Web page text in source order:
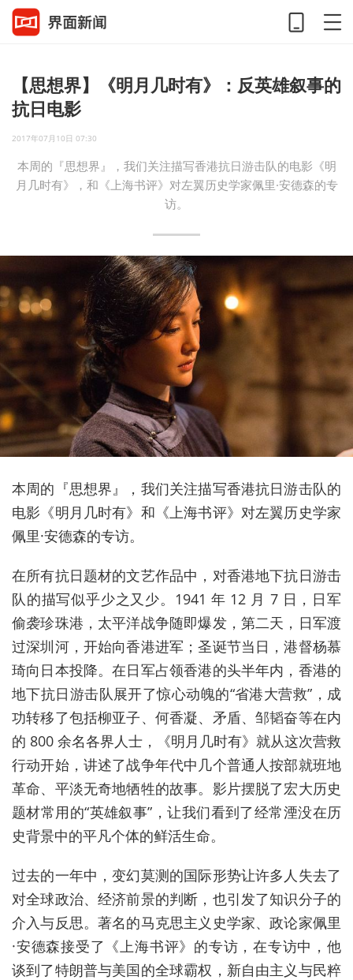
【思想界】《明月几时有》：反英雄叙事的
抗日电影
2017年07月10日 07:30
本周的『思想界』，我们关注描写香港抗日游击队的电影《明
月几时有》，和《上海书评》对左翼历史学家佩里·安德森的专
访。
本周的『思想界』，我们关注描写香港抗日游击队的
电影《明月几时有》和《上海书评》对左翼历史学家
佩里·安德森的专访。
在所有抗日题材的文艺作品中，对香港地下抗日游击
队的描写似乎少之又少。1941 年 12 月 7 日，日军
偷袭珍珠港，太平洋战争随即爆发，第二天，日军渡
过深圳河，开始向香港进军；圣诞节当日，港督杨慕
琦向日本投降。在日军占领香港的头半年内，香港的
地下抗日游击队展开了惊心动魄的“省港大营救”，成
功转移了包括柳亚子、何香凝、矛盾、邹韬奋等在内
的 800 余名各界人士，《明月几时有》就从这次营救
行动开始，讲述了战争年代中几个普通人按部就班地
革命、平淡无奇地牺牲的故事。影片摆脱了宏大历史
题材常用的“英雄叙事”，让我们看到了经常湮没在历
史背景中的平凡个体的鲜活生命。
过去的一年中，变幻莫测的国际形势让许多人失去了
对全球政治、经济前景的判断，也引发了知识分子的
介入与反思。著名的马克思主义史学家、政论家佩里
·安德森接受了《上海书评》的专访，在专访中，他
谈到了特朗普与美国的全球霸权，新自由主义与民粹